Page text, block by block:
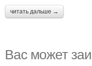
читать дальше →
Вас может